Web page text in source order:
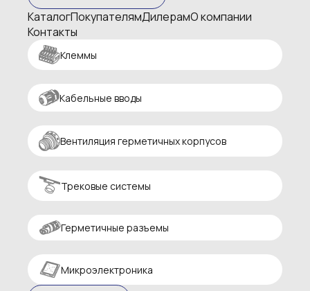
КаталогПокупателямДилерамО компании
Контакты
Клеммы
Кабельные вводы
Вентиляция герметичных корпусов
Трековые системы
Герметичные разъемы
Микроэлектроника